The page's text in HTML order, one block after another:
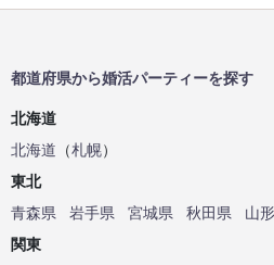
都道府県から婚活パーティーを探す
北海道
北海道 （札幌）
東北
青森県
岩手県 宮城県 秋田県 山
関東